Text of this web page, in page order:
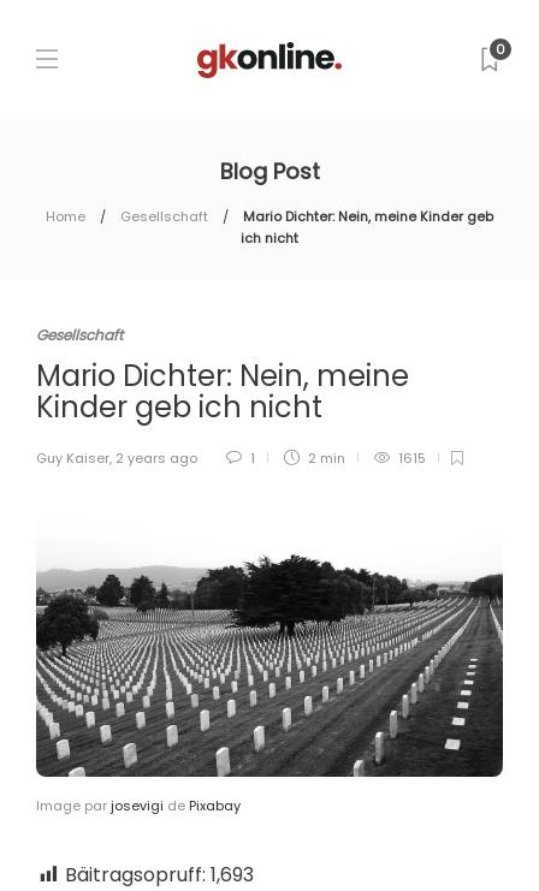
0
Blog Post
Home Gesellschaft
Mario Dichter: Nein, meine Kinder geb
ich nicht
Gesellschaft
Mario Dichter: Nein, meine
Kinder geb ich nicht
Guy Kaiser, 2 years ago 1 2 min 1615
Image parjosevigi de Pixabay
Bäitragsopruff: 1,693